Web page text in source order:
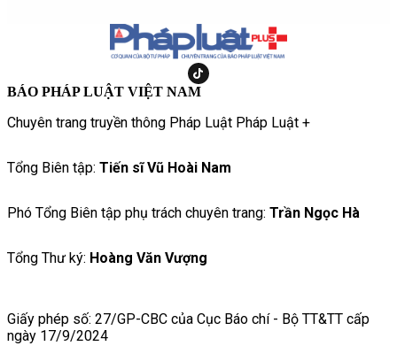
BÁO PHÁP LUẬT VIỆT NAM
Chuyên trang truyền thông Pháp Luật Pháp Luật +
Tổng Biên tập: Tiến sĩ Vũ Hoài Nam
Phó Tổng Biên tập phụ trách chuyên trang: Trần Ngọc Hà
Tổng Thư ký: Hoàng Văn Vượng
Giấy phép số: 27/GP-CBC của Cục Báo chí - Bộ TT&TT cấp
ngày 17/9/2024